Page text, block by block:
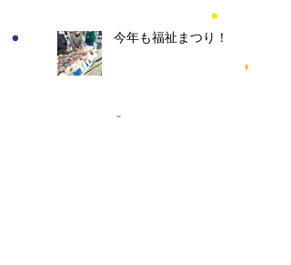
今年も福祉まつり！